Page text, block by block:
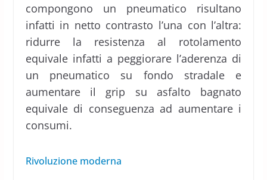
compongono un pneumatico risultano
infatti in netto contrasto l’una con l’altra:
ridurre la resistenza al rotolamento
equivale infatti a peggiorare l’aderenza di
un pneumatico su fondo stradale e
aumentare il grip su asfalto bagnato
equivale di conseguenza ad aumentare i
consumi.
Rivoluzione moderna